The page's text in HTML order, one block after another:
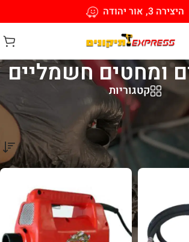
היצירה 3, אור יהודה
ומחטים חשמליים
קטגוריות
ומחטים חשמליים